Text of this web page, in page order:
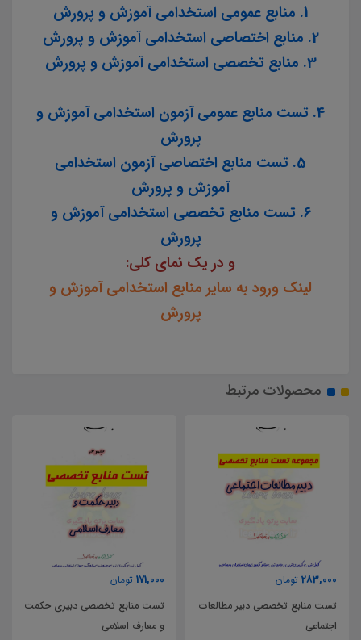
1. منابع عمومی استخدامی آموزش و پرورش
2. منابع اختصاصی استخدامی آموزش و پرورش
3. منابع تخصصی استخدامی آموزش و پرورش
4. تست منابع عمومی آزمون استخدامی آموزش و
پرورش
5. تست منابع اختصاصی آزمون استخدامی
آموزش و پرورش
6. تست منابع تخصصی استخدامی آموزش و
پرورش
و در یک نمای کلی:
لینک ورود به سایر منابع استخدامی آموزش و
پرورش
محصولات مرتبط
283,000 تومان
تست منابع تخصصی دبیر مطالعات
اجتماعی
171,000 تومان
تست منابع تخصصی دبیری حکمت
و معارف اسلامی